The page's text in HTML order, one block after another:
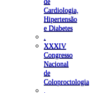
Cardiologia,
Hipertensão
e Diabetes
XXXIV
Congresso
Nacional
de
Coloproctologia